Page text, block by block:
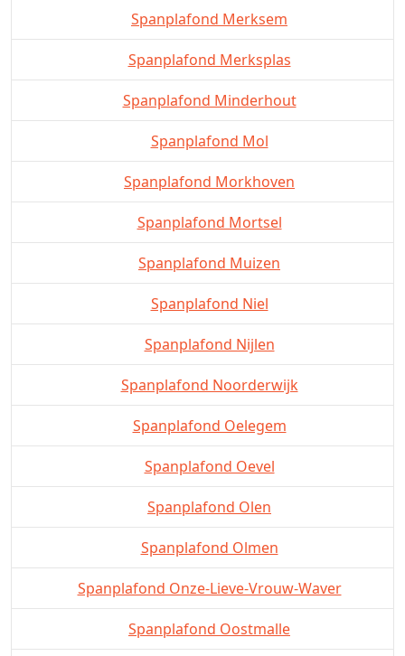
Spanplafond Merksem
Spanplafond Merksplas
Spanplafond Minderhout
Spanplafond Mol
Spanplafond Morkhoven
Spanplafond Mortsel
Spanplafond Muizen
Spanplafond Niel
Spanplafond Nijlen
Spanplafond Noorderwijk
Spanplafond Oelegem
Spanplafond Oevel
Spanplafond Olen
Spanplafond Olmen
Spanplafond Onze-Lieve-Vrouw-Waver
Spanplafond Oostmalle